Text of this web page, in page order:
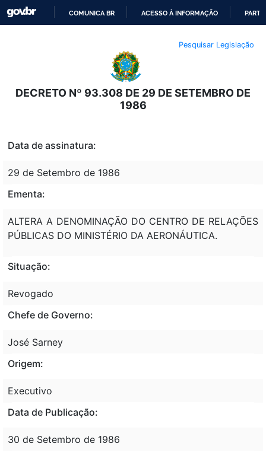
O
CONTEÚDO
COMUNICA BR ACESSO À INFORMAÇÃO
Pesquisar Legislação
DECRETO Nº 93.308 DE 29 DE SETEMBRO DE
1986
Data de assinatura:
29 de Setembro de 1986
Ementa:
ALTERA A DENOMINAÇÃO DO CENTRO DE RELAÇÕES
PÚBLICAS DO MINISTÉRIO DA AERONÁUTICA.
Situação:
Revogado
Chefe de Governo:
José Sarney
Origem:
Executivo
Data de Publicação:
30 de Setembro de 1986